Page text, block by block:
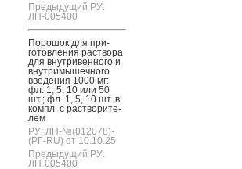
Предыдущий РУ:
ЛП-005400
По­рошок для при­
готов­ле­ния рас­тво­ра
для внут­ри­вен­но­го и
внут­ри­мышеч­но­го
вве­дения 1000 мг:
фл. 1, 5, 10 или 50
шт.; фл. 1, 5, 10 шт. в
компл. с рас­тво­рите­
лем
РУ: ЛП-№(012078)-
(РГ-RU) от 10.10.25
Предыдущий РУ:
ЛП-005400